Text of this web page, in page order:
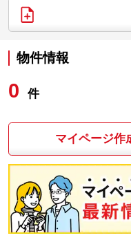
物件情報
0 件
マイページ作